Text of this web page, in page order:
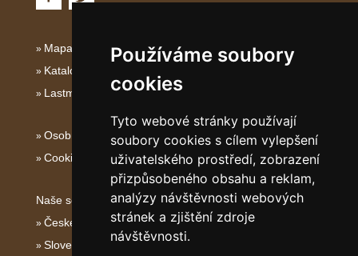
Používáme soubory
cookies
Tyto webové stránky používají
soubory cookies s cílem vylepšení
uživatelského prostředí, zobrazení
přizpůsobeného obsahu a reklam,
analýzy návštěvnosti webových
stránek a zjištění zdroje
návštěvnosti.
Mapa serveru Dalmácie
Katalog ubytování Dalmácie
Lastminute Dalmácie
Osobní údaje
Cookies
Naše servery:
České hory
Slovenské hory